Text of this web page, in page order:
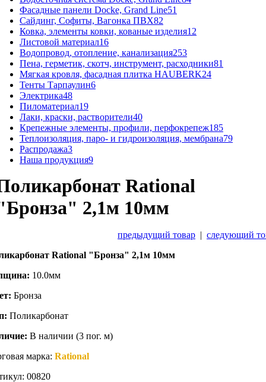
Фасадные панели Docke, Grand Line51
Сайдинг, Софиты, Вагонка ПВХ82
Ковка, элементы ковки, кованые изделия12
Листовой материал16
Водопровод, отопление, канализация253
Пена, герметик, скотч, инструмент, расходники81
Мягкая кровля, фасадная плитка HAUBERK24
Тенты Тарпаулин6
Электрика48
Пиломатериал19
Лаки, краски, растворители40
Крепежные элементы, профили, перфокрепеж185
Теплоизоляция, паро- и гидроизоляция, мембрана79
Распродажа3
Наша продукция9
Rational
2,1м 10мм
предыдущий товар | следующий
Rational "Бронза" 2,1м 10мм
10.0мм
Бронза
Поликарбонат
В наличии (3 пог. м)
марка: Rational
00820